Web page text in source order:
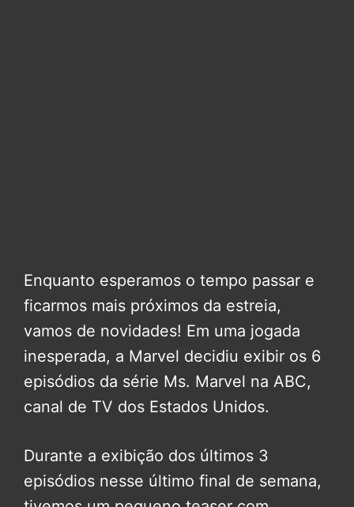
Enquanto esperamos o tempo passar e
ficarmos mais próximos da estreia,
vamos de novidades! Em uma jogada
inesperada, a Marvel decidiu exibir os 6
episódios da série Ms. Marvel na ABC,
canal de TV dos Estados Unidos.
Durante a exibição dos últimos 3
episódios nesse último final de semana,